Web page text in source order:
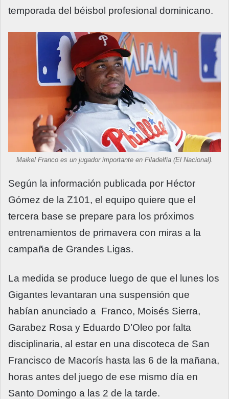
temporada del béisbol profesional dominicano.
Maikel Franco es un jugador importante en Filadelfia (El Nacional).
Según la información publicada por Héctor
Gómez de la Z101, el equipo quiere que el
tercera base se prepare para los próximos
entrenamientos de primavera con miras a la
campaña de Grandes Ligas.
La medida se produce luego de que el lunes los
Gigantes levantaran una suspensión que
habían anunciado a Franco, Moisés Sierra,
Garabez Rosa y Eduardo D’Oleo por falta
disciplinaria, al estar en una discoteca de San
Francisco de Macorís hasta las 6 de la mañana,
horas antes del juego de ese mismo día en
Santo Domingo a las 2 de la tarde.